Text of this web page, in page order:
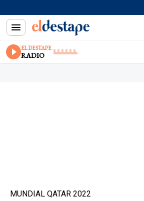
EL DESTAPE
RADIO
MUNDIAL QATAR 2022